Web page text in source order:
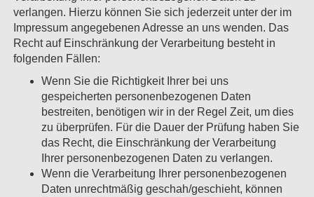
verlangen. Hierzu können Sie sich jederzeit unter der im
Impressum angegebenen Adresse an uns wenden. Das
Recht auf Einschränkung der Verarbeitung besteht in
folgenden Fällen:
Wenn Sie die Richtigkeit Ihrer bei uns
gespeicherten personenbezogenen Daten
bestreiten, benötigen wir in der Regel Zeit, um dies
zu überprüfen. Für die Dauer der Prüfung haben Sie
das Recht, die Einschränkung der Verarbeitung
Ihrer personenbezogenen Daten zu verlangen.
Wenn die Verarbeitung Ihrer personenbezogenen
Daten unrechtmäßig geschah/geschieht, können